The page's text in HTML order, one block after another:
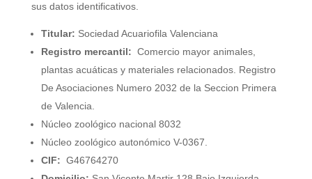
sus datos identificativos.
Titular: Sociedad Acuariofila Valenciana
Registro mercantil: Comercio mayor animales,
plantas acuáticas y materiales relacionados. Registro
De Asociaciones Numero 2032 de la Seccion Primera
de Valencia.
Núcleo zoológico nacional 8032
Núcleo zoológico autonómico V-0367.
CIF: G46764270